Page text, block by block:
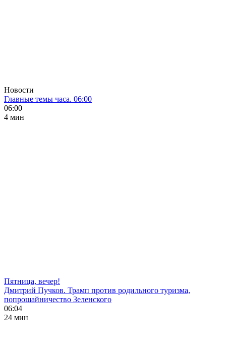
Новости
Главные темы часа. 06:00
06:00
4 мин
Пятница, вечер!
Дмитрий Пучков. Трамп против родильного туризма,
попрошайничество Зеленского
06:04
24 мин